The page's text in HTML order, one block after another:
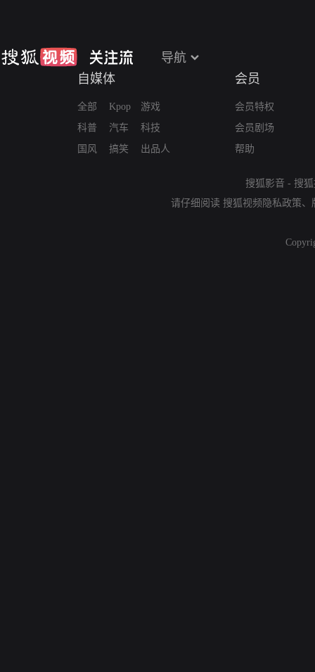
导航
自媒体
全部
科普
国风
Kpop
汽车
搞笑
游戏
科技
出品人
会员
会员特权
会员剧场
帮助
搜狐影音 - 搜
请仔细阅读 搜狐视频隐私政策、